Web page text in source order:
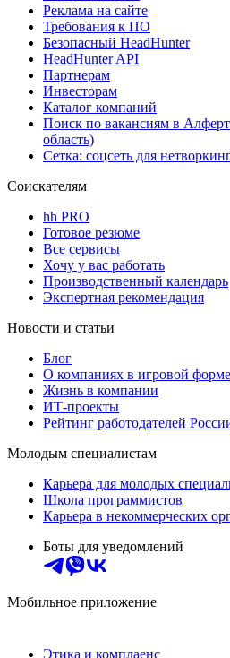
Реклама на сайте
Требования к ПО
Безопасный HeadHunter
HeadHunter API
Партнерам
Инвесторам
Каталог компаний
Поиск по вакансиям в
область)
Сетка: соцсеть для
Соискателям
hh PRO
Готовое резюме
Все сервисы
Хочу у вас работать
Производственный календарь
Экспертная рекомендация
Новости и статьи
Блог
О компаниях в игровой форме
Жизнь в компании
ИТ-проекты
Рейтинг работодателей
Молодым специалистам
Карьера для молодых
Школа программистов
Карьера в некоммерческих
Боты для уведомлений
Мобильное приложение
Этика и комплаенс